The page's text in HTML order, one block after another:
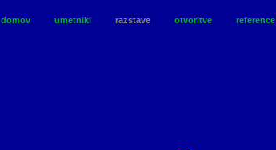
domov umetniki razstave otvoritve reference